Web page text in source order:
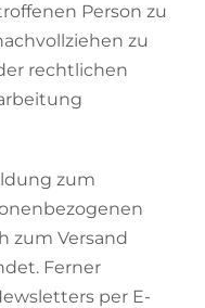
Person zu
zu
rechtlichen
zum
zum Versand
Ferner
per E-